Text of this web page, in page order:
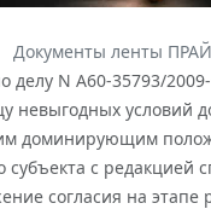
Документы ленты
делу N А60-35793/
условий
доминирующим
с редакцией
согласия на этапе